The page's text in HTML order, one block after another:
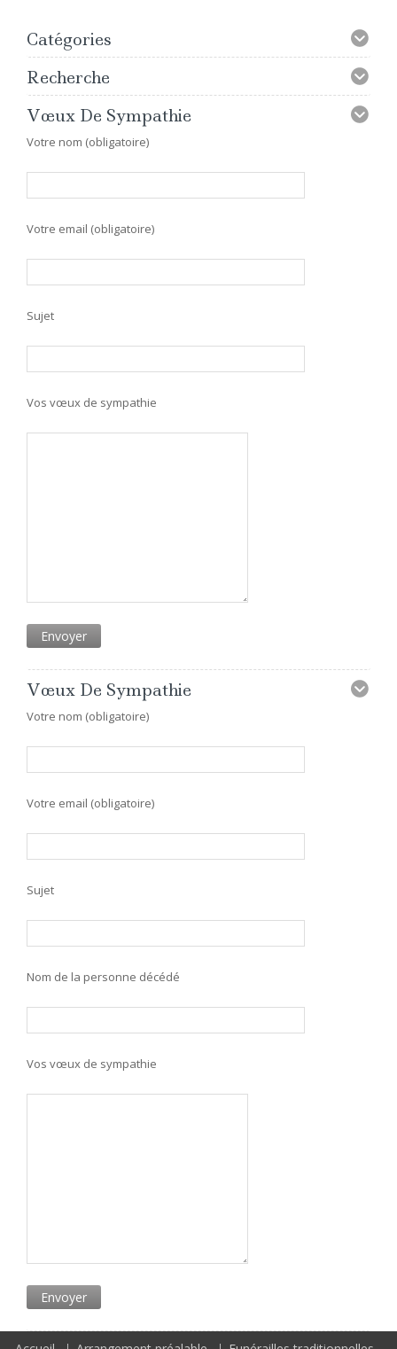
Catégories
Recherche
Vœux De Sympathie
Votre nom (obligatoire)
Votre email (obligatoire)
Sujet
Vos vœux de sympathie
Vœux De Sympathie
Votre nom (obligatoire)
Votre email (obligatoire)
Sujet
Nom de la personne décédé
Vos vœux de sympathie